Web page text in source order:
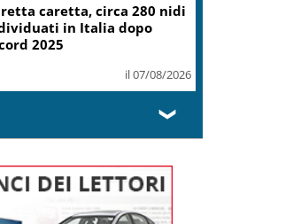
caretta, circa 280 nidi
in Italia dopo
2025
il 07/08/2026
❯